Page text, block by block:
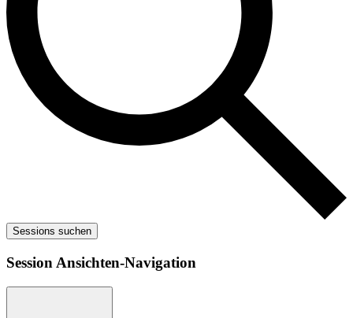
Sessions suchen
Session Ansichten-Navigation